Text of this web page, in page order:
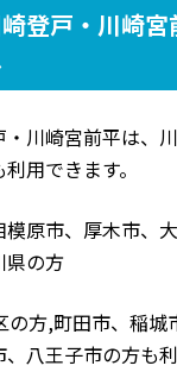
登戸・川崎宮
川崎宮前平は、
用できます。
原市、厚木市、
県の方
の方,町田市、稲城
八王子市の方も利